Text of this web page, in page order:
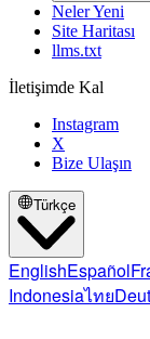
Neler Yeni
Site Haritası
llms.txt
İletişimde Kal
Instagram
X
Bize Ulaşın
Türkçe
EnglishEspañol
Indonesiaไทย